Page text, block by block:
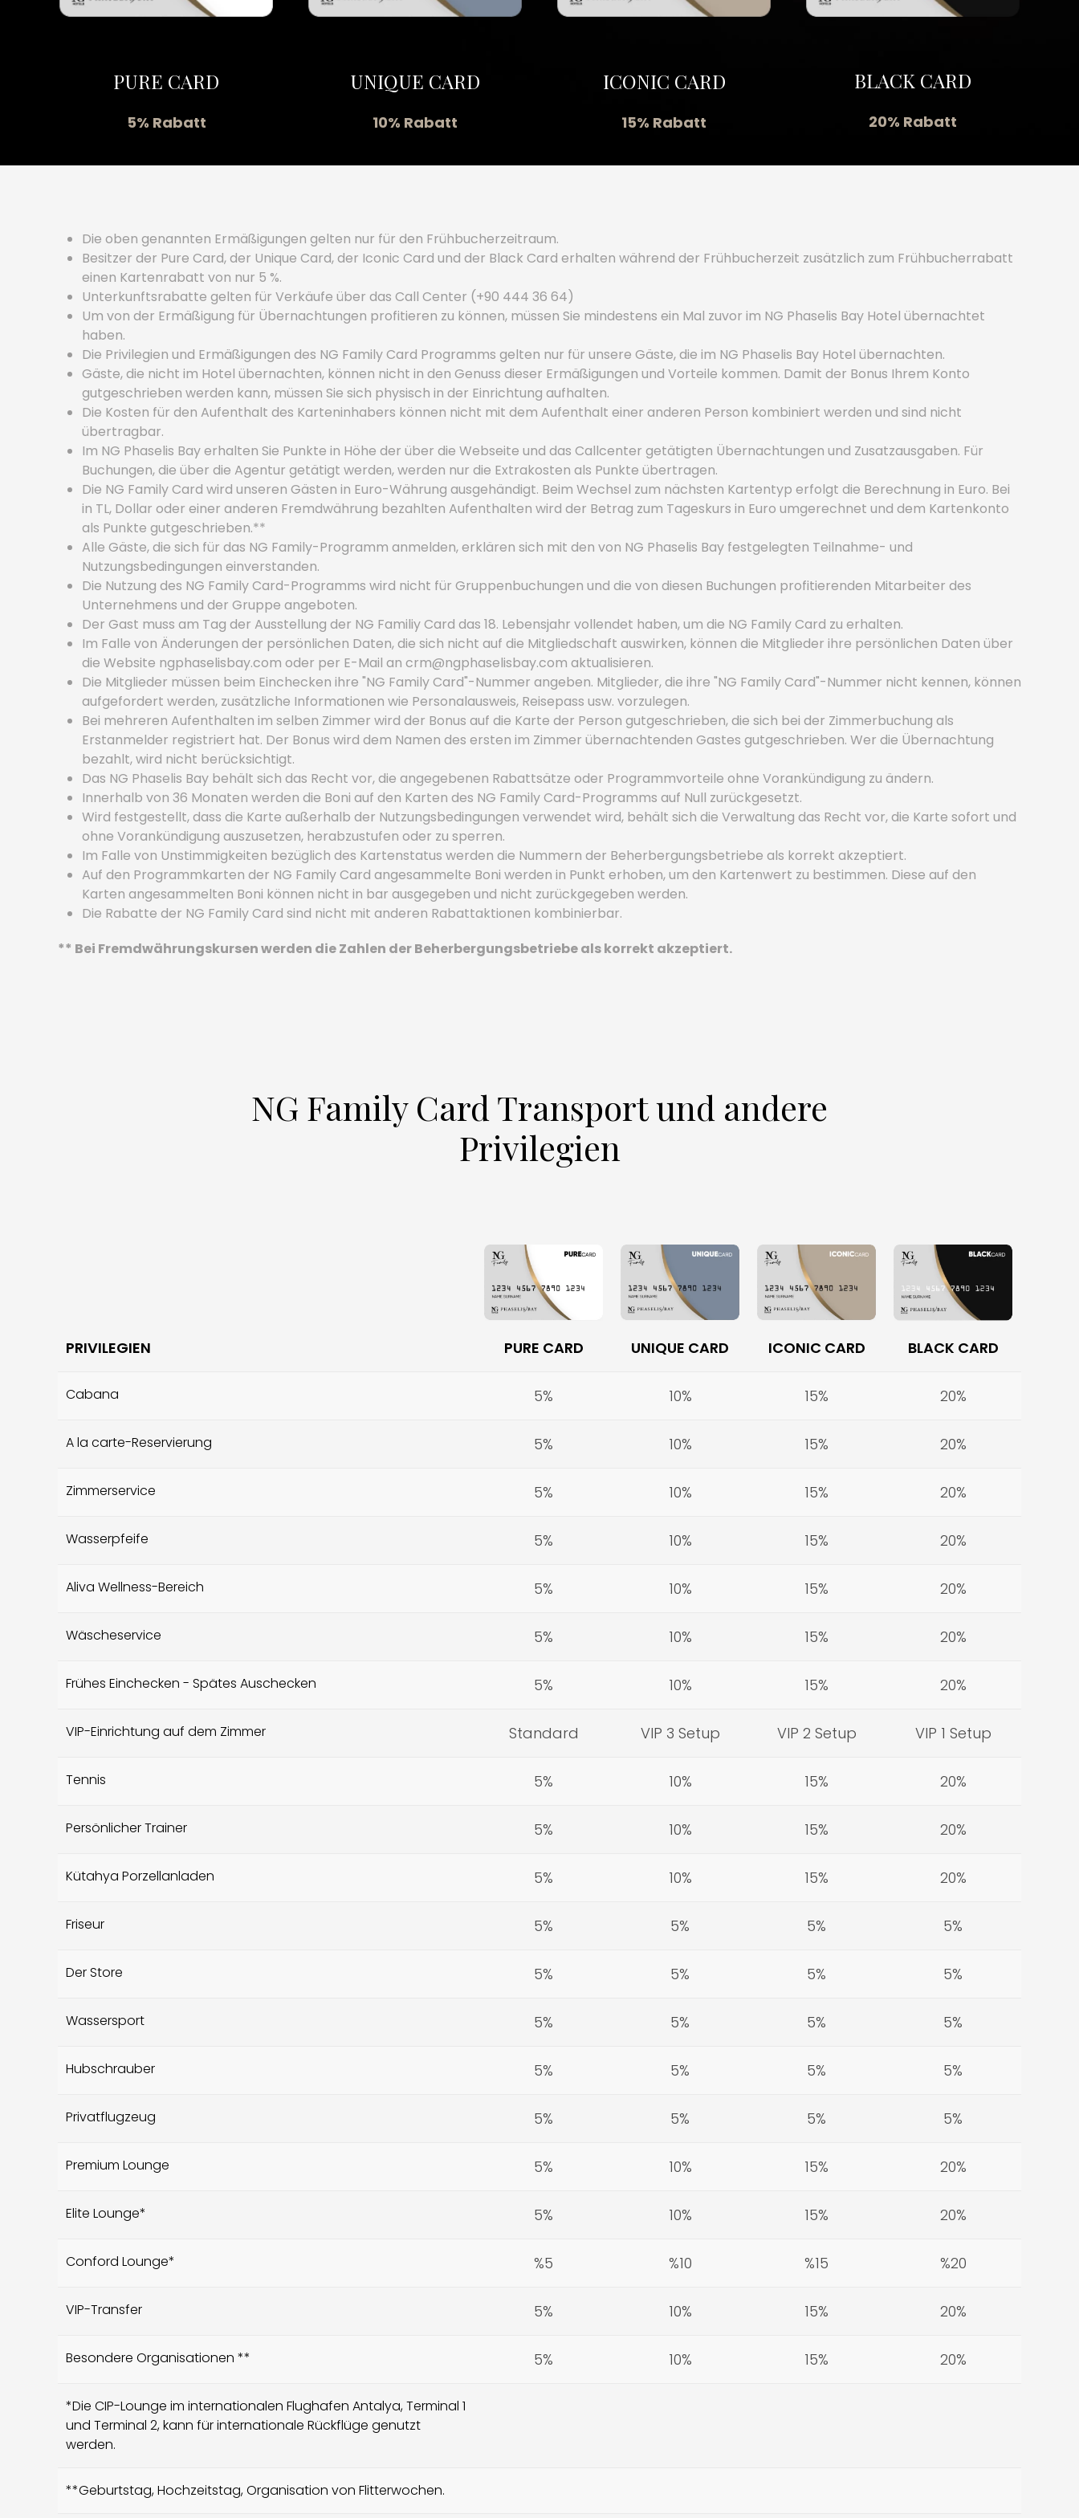
PURE CARD
5% Rabatt
UNIQUE CARD
10% Rabatt
ICONIC CARD
15% Rabatt
BLACK CARD
20% Rabatt
Die oben genannten Ermäßigungen gelten nur für den Frühbucherzeitraum.
Besitzer der Pure Card, der Unique Card, der Iconic Card und der Black Card erhalten während der Frühbucherzeit zusätzlich zum Frühbucherrabatt
einen Kartenrabatt von nur 5 %.
Unterkunftsrabatte gelten für Verkäufe über das Call Center (+90 444 36 64)
Um von der Ermäßigung für Übernachtungen profitieren zu können, müssen Sie mindestens ein Mal zuvor im NG Phaselis Bay Hotel übernachtet
haben.
Die Privilegien und Ermäßigungen des NG Family Card Programms gelten nur für unsere Gäste, die im NG Phaselis Bay Hotel übernachten.
Gäste, die nicht im Hotel übernachten, können nicht in den Genuss dieser Ermäßigungen und Vorteile kommen. Damit der Bonus Ihrem Konto
gutgeschrieben werden kann, müssen Sie sich physisch in der Einrichtung aufhalten.
Die Kosten für den Aufenthalt des Karteninhabers können nicht mit dem Aufenthalt einer anderen Person kombiniert werden und sind nicht
übertragbar.
Im NG Phaselis Bay erhalten Sie Punkte in Höhe der über die Webseite und das Callcenter getätigten Übernachtungen und Zusatzausgaben. Für
Buchungen, die über die Agentur getätigt werden, werden nur die Extrakosten als Punkte übertragen.
Die NG Family Card wird unseren Gästen in Euro-Währung ausgehändigt. Beim Wechsel zum nächsten Kartentyp erfolgt die Berechnung in Euro. Bei
in TL, Dollar oder einer anderen Fremdwährung bezahlten Aufenthalten wird der Betrag zum Tageskurs in Euro umgerechnet und dem Kartenkonto
als Punkte gutgeschrieben.**
Alle Gäste, die sich für das NG Family-Programm anmelden, erklären sich mit den von NG Phaselis Bay festgelegten Teilnahme- und
Nutzungsbedingungen einverstanden.
Die Nutzung des NG Family Card-Programms wird nicht für Gruppenbuchungen und die von diesen Buchungen profitierenden Mitarbeiter des
Unternehmens und der Gruppe angeboten.
Der Gast muss am Tag der Ausstellung der NG Familiy Card das 18. Lebensjahr vollendet haben, um die NG Family Card zu erhalten.
Im Falle von Änderungen der persönlichen Daten, die sich nicht auf die Mitgliedschaft auswirken, können die Mitglieder ihre persönlichen Daten über
die Website ngphaselisbay.com oder per E-Mail an crm@ngphaselisbay.com aktualisieren.
Die Mitglieder müssen beim Einchecken ihre "NG Family Card"-Nummer angeben. Mitglieder, die ihre "NG Family Card"-Nummer nicht kennen, können
aufgefordert werden, zusätzliche Informationen wie Personalausweis, Reisepass usw. vorzulegen.
Bei mehreren Aufenthalten im selben Zimmer wird der Bonus auf die Karte der Person gutgeschrieben, die sich bei der Zimmerbuchung als
Erstanmelder registriert hat. Der Bonus wird dem Namen des ersten im Zimmer übernachtenden Gastes gutgeschrieben. Wer die Übernachtung
bezahlt, wird nicht berücksichtigt.
Das NG Phaselis Bay behält sich das Recht vor, die angegebenen Rabattsätze oder Programmvorteile ohne Vorankündigung zu ändern.
Innerhalb von 36 Monaten werden die Boni auf den Karten des NG Family Card-Programms auf Null zurückgesetzt.
Wird festgestellt, dass die Karte außerhalb der Nutzungsbedingungen verwendet wird, behält sich die Verwaltung das Recht vor, die Karte sofort und
ohne Vorankündigung auszusetzen, herabzustufen oder zu sperren.
Im Falle von Unstimmigkeiten bezüglich des Kartenstatus werden die Nummern der Beherbergungsbetriebe als korrekt akzeptiert.
Auf den Programmkarten der NG Family Card angesammelte Boni werden in Punkt erhoben, um den Kartenwert zu bestimmen. Diese auf den
Karten angesammelten Boni können nicht in bar ausgegeben und nicht zurückgegeben werden.
Die Rabatte der NG Family Card sind nicht mit anderen Rabattaktionen kombinierbar.
** Bei Fremdwährungskursen werden die Zahlen der Beherbergungsbetriebe als korrekt akzeptiert.
NG Family Card Transport und andere
Privilegien
PRIVILEGIEN PURE CARD UNIQUE CARD ICONIC CARD BLACK CARD
Cabana 5% 10% 15% 20%
A la carte-Reservierung 5% 10% 15% 20%
Zimmerservice 5% 10% 15% 20%
Wasserpfeife 5% 10% 15% 20%
Aliva Wellness-Bereich 5% 10% 15% 20%
Wäscheservice 5% 10% 15% 20%
Frühes Einchecken - Spätes Auschecken 5% 10% 15% 20%
VIP-Einrichtung auf dem Zimmer Standard VIP 3 Setup VIP 2 Setup VIP 1 Setup
Tennis 5% 10% 15% 20%
Persönlicher Trainer 5% 10% 15% 20%
Kütahya Porzellanladen 5% 10% 15% 20%
Friseur 5% 5% 5% 5%
Der Store 5% 5% 5% 5%
Wassersport 5% 5% 5% 5%
Hubschrauber 5% 5% 5% 5%
Privatflugzeug 5% 5% 5% 5%
Premium Lounge 5% 10% 15% 20%
Elite Lounge* 5% 10% 15% 20%
Conford Lounge* %5 %10 %15 %20
VIP-Transfer 5% 10% 15% 20%
Besondere Organisationen ** 5% 10% 15% 20%
*Die CIP-Lounge im internationalen Flughafen Antalya, Terminal 1
und Terminal 2, kann für internationale Rückflüge genutzt
werden.
**Geburtstag, Hochzeitstag, Organisation von Flitterwochen.